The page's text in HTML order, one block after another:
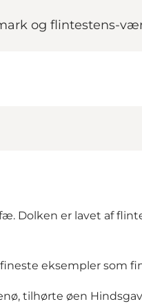
og flintestens-
Dolken er lavet af
eksempler som
tilhørte øen